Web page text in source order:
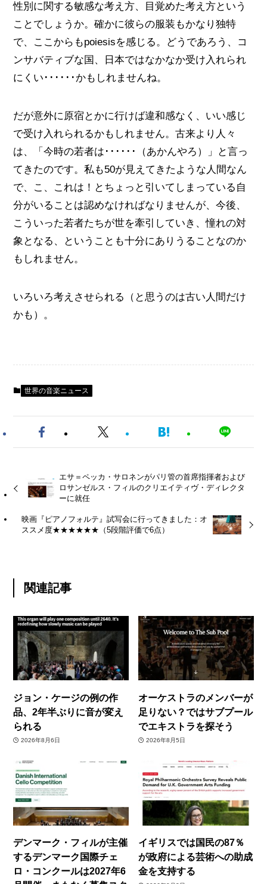
性別に関する敏感な考え方、目覚めた考え方という
ことでしょうか。確かに彼らの服装もかなり独特
で、ここからもpoiesisを感じる。どうであろう、コ
ンサバティブな国、日本ではなかなか受け入れられ
にくい･･････かもしれませんね。
だが意外に原宿とかに行けば違和感なく、いい感じ
で受け入れられるかもしれません。古来より人々
は、「今時の若者は･･････（あかんやろ）」と言っ
てきたのです。私も50が見えてきたような人間なん
で、こ、これは！とちょっと引いてしまっている自
分がいることは認めなければなりませんが、今後、
こういった若者たちが世を牽引していき、憧れの対
象となる、ということも十分にありうることなのか
もしれません。
いろいろ考えさせられる（と思うのは古い人間だけ
かも）。
世界の音楽ニュース
エサ＝ペッカ・サロネンがパリ管の首席指揮者および
ロサンゼルス・フィルのクリエイティヴ・ディレクタ
ーに就任
映画『ピアノフォルテ』試写会に行ってきました：オ
ススメ度★★★★★★（5段階評価で6点）
関連記事
ジョン・ケージの例の作
品、2年半ぶりに音が変え
られる
2026年8月6日
オーケストラのメンバーが
足りない？ではサブプール
でエキストラを探そう
2026年8月5日
デンマーク・フィルが主催
するデンマーク国際チェ
ロ・コンクールは2027年6
イギリスでは国民の87％
が政府による芸術への助成
金を支持する